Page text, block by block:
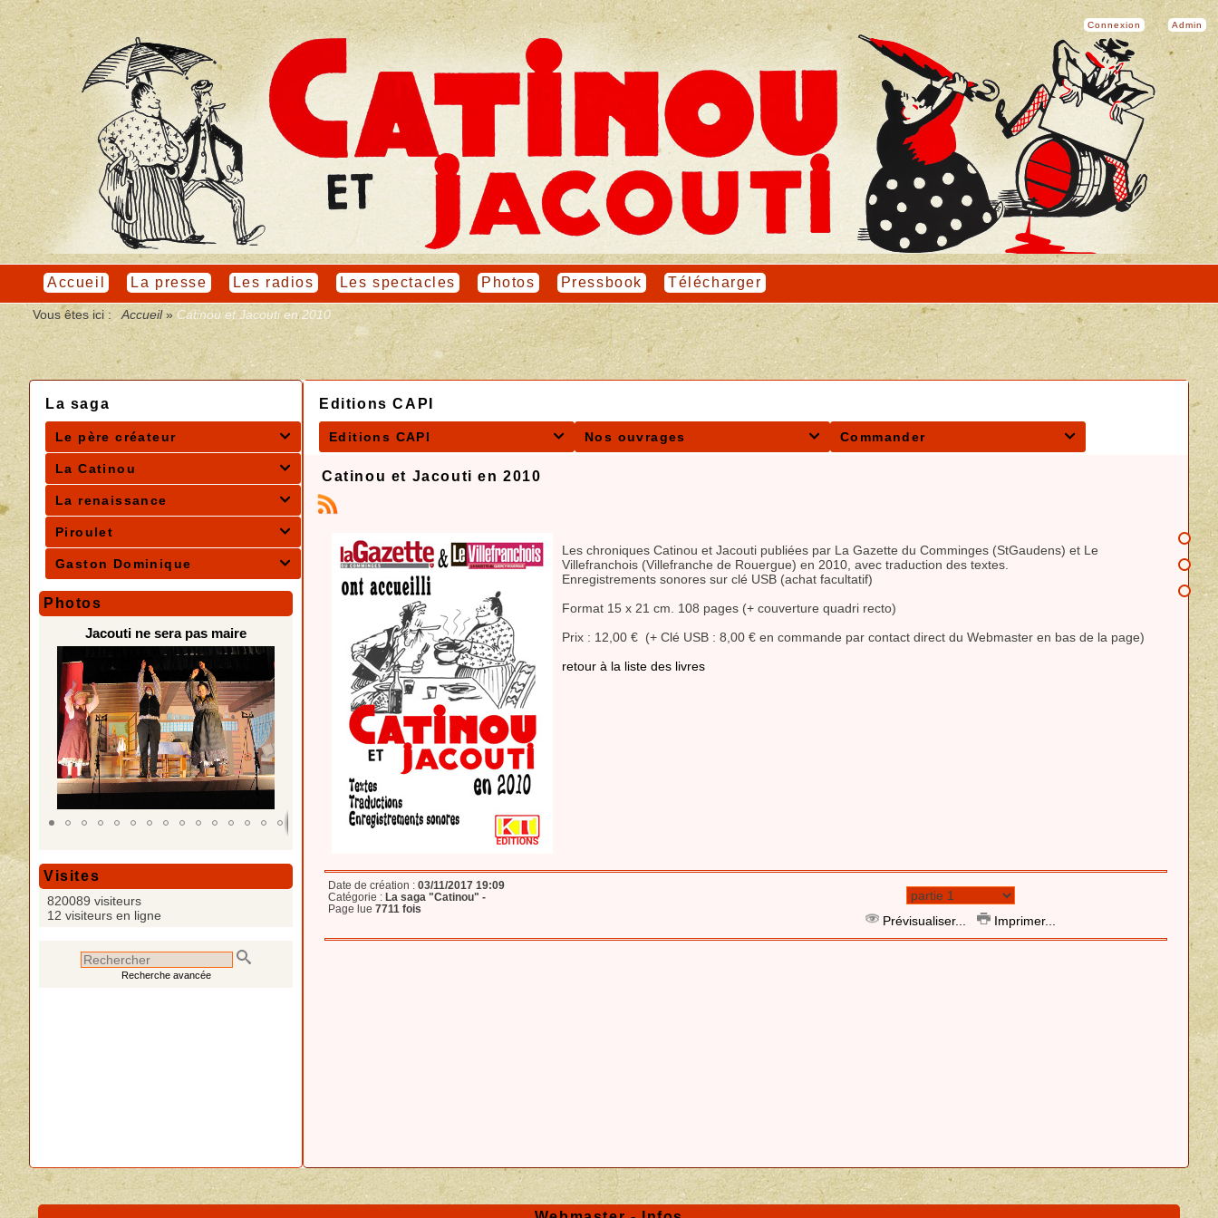
Admin
Accueil
Connexion
La presse Les radios Les spectacles Photos Pressbook Télécharger
Vous êtes ici : Accueil» Catinou et Jacouti en 2010
La saga
Le père créateur 
La Catinou 
La renaissance 
Piroulet 
Gaston Dominique 
Photos
Jacouti ne sera pas maire
Visites
820089 visiteurs
12 visiteurs en ligne
Recherche avancée
Editions CAPI
Editions CAPI  Nos ouvrages  Commander 
Catinou et Jacouti en 2010
Les chroniques Catinou et Jacouti publiées par La Gazette du Comminges (StGaudens) et Le
Villefranchois (Villefranche de Rouergue) en 2010, avec traduction des textes.
Enregistrements sonores sur clé USB (achat facultatif)
Format 15 x 21 cm. 108 pages (+ couverture quadri recto)
Prix : 12,00 € (+ Clé USB : 8,00 € en commande par contact direct du Webmaster en bas de la page)
retour à la liste des livres
Date de création : 03/11/2017 19:09
Catégorie : La saga "Catinou" -
Page lue 7711 fois
Prévisualiser... Imprimer...